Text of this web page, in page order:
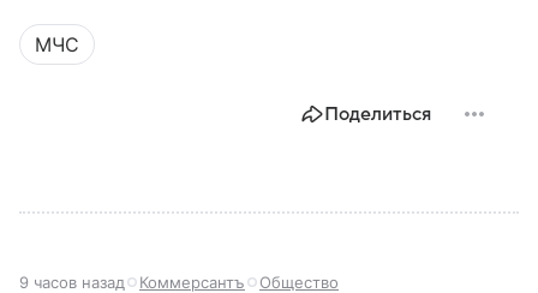
представляет собой МЧС, как оно устроено, какие
задачи выполняет и какую роль играет в
современной России.
МЧС
Поделиться
9 часов назад Коммерсантъ Общество